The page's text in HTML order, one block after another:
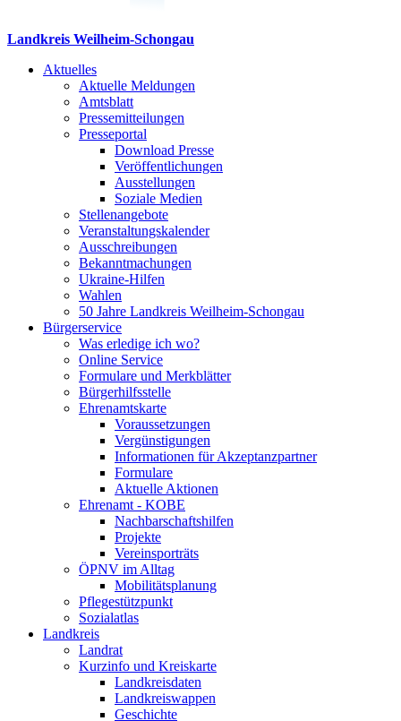
Landkreis Weilheim-Schongau
Aktuelles
Aktuelle Meldungen
Amtsblatt
Pressemitteilungen
Presseportal
Download Presse
Veröffentlichungen
Ausstellungen
Soziale Medien
Stellenangebote
Veranstaltungskalender
Ausschreibungen
Bekanntmachungen
Ukraine-Hilfen
Wahlen
50 Jahre Landkreis Weilheim-Schongau
Bürgerservice
Was erledige ich wo?
Online Service
Formulare und Merkblätter
Bürgerhilfsstelle
Ehrenamtskarte
Voraussetzungen
Vergünstigungen
Informationen für Akzeptanzpartner
Formulare
Aktuelle Aktionen
Ehrenamt - KOBE
Nachbarschaftshilfen
Projekte
Vereinsporträts
ÖPNV im Alltag
Mobilitätsplanung
Pflegestützpunkt
Sozialatlas
Landkreis
Landrat
Kurzinfo und Kreiskarte
Landkreisdaten
Landkreiswappen
Geschichte